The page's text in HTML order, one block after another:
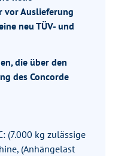
vor Auslieferung
neu TÜV- und
die über den
des Concorde
(7.000 kg zulässige
(Anhängelast